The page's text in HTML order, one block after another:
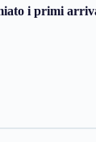
i primi